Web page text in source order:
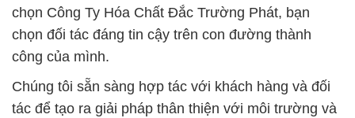
chọn Công Ty Hóa Chất Đắc Trường Phát, bạn
chọn đối tác đáng tin cậy trên con đường thành
công của mình.
Chúng tôi sẵn sàng hợp tác với khách hàng và đối
tác để tạo ra giải pháp thân thiện với môi trường và